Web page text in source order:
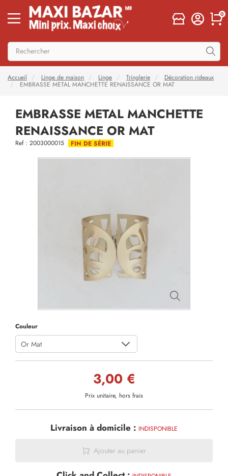
0
Accueil Linge de maison Linge Tringlerie
Décoration rideaux
EMBRASSE METAL MANCHETTE RENAISSANCE OR MAT
EMBRASSE METAL MANCHETTE
RENAISSANCE OR MAT
Ref : 2003000015 FIN DE SÉRIE
Couleur
Or Mat
3,00 €
Prix unitaire, hors frais
Livraison à domicile : INDISPONIBLE
Ajouter au panier